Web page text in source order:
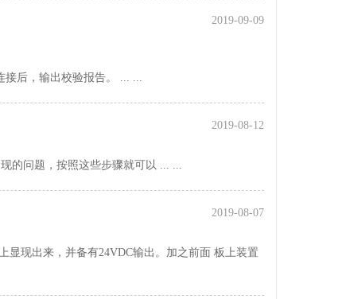
2019-09-09
后，输出校验报告。 ... ...
2019-08-12
的问题，按照这些步骤就可以 ... ...
2019-08-07
显现出来，并备有24VDC输出。加之前面 板上装置